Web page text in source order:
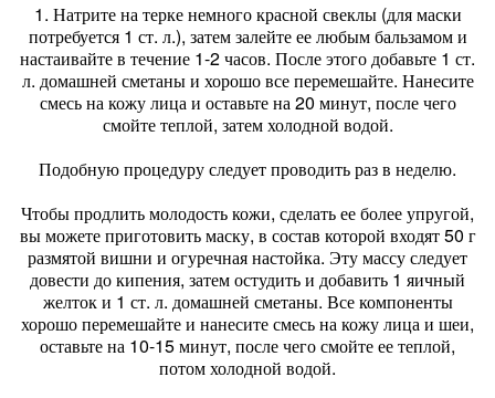
1. Натрите на терке немного красной свеклы (для маски
потребуется 1 ст. л.), затем залейте ее любым бальзамом и
настаивайте в течение 1-2 часов. После этого добавьте 1 ст.
л. домашней сметаны и хорошо все перемешайте. Нанесите
смесь на кожу лица и оставьте на 20 минут, после чего
смойте теплой, затем холодной водой.
Подобную процедуру следует проводить раз в неделю.
Чтобы продлить молодость кожи, сделать ее более упругой,
вы можете приготовить маску, в состав которой входят 50 г
размятой вишни и огуречная настойка. Эту массу следует
довести до кипения, затем остудить и добавить 1 яичный
желток и 1 ст. л. домашней сметаны. Все компоненты
хорошо перемешайте и нанесите смесь на кожу лица и шеи,
оставьте на 10-15 минут, после чего смойте ее теплой,
потом холодной водой.